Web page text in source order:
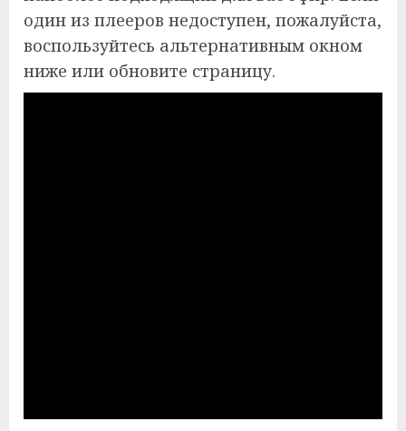
один из плееров недоступен, пожалуйста,
воспользуйтесь альтернативным окном
ниже или обновите страницу.